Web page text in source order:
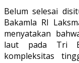
Belum selesai
Bakamla RI
menyatakan
laut pada Tri
kompleksitas